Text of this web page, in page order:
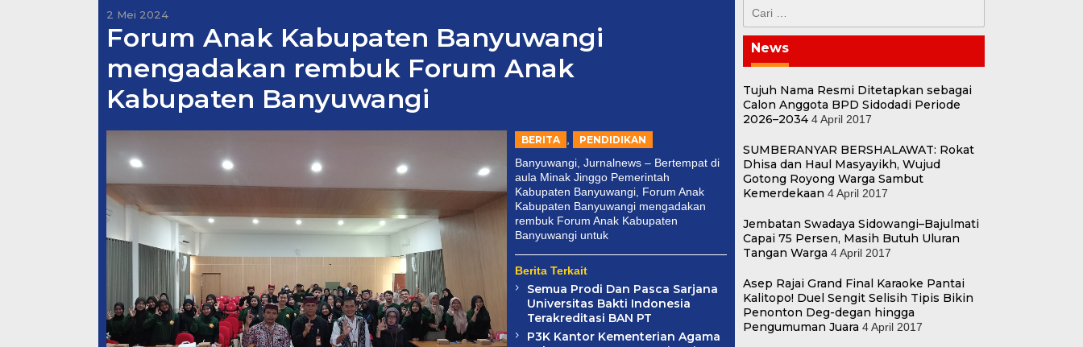
2 Mei 2024
Forum Anak Kabupaten Banyuwangi
mengadakan rembuk Forum Anak
Kabupaten Banyuwangi
BERITA PENDIDIKAN
Banyuwangi, Jurnalnews – Bertempat di
aula Minak Jinggo Pemerintah
Kabupaten Banyuwangi, Forum Anak
Kabupaten Banyuwangi mengadakan
rembuk Forum Anak Kabupaten
Banyuwangi untuk
Berita Terkait
Semua Prodi Dan Pasca Sarjana
Universitas Bakti Indonesia
Terakreditasi BAN PT
P3K Kantor Kementerian Agama
untuk:
News
Tujuh Nama Resmi Ditetapkan sebagai
Calon Anggota BPD Sidodadi Periode
2026–2034 4 April 2017
SUMBERANYAR BERSHALAWAT: Rokat
Dhisa dan Haul Masyayikh, Wujud
Gotong Royong Warga Sambut
Kemerdekaan 4 April 2017
Jembatan Swadaya Sidowangi–Bajulmati
Capai 75 Persen, Masih Butuh Uluran
Tangan Warga 4 April 2017
Asep Rajai Grand Final Karaoke Pantai
Kalitopo! Duel Sengit Selisih Tipis Bikin
Penonton Deg-degan hingga
Pengumuman Juara 4 April 2017